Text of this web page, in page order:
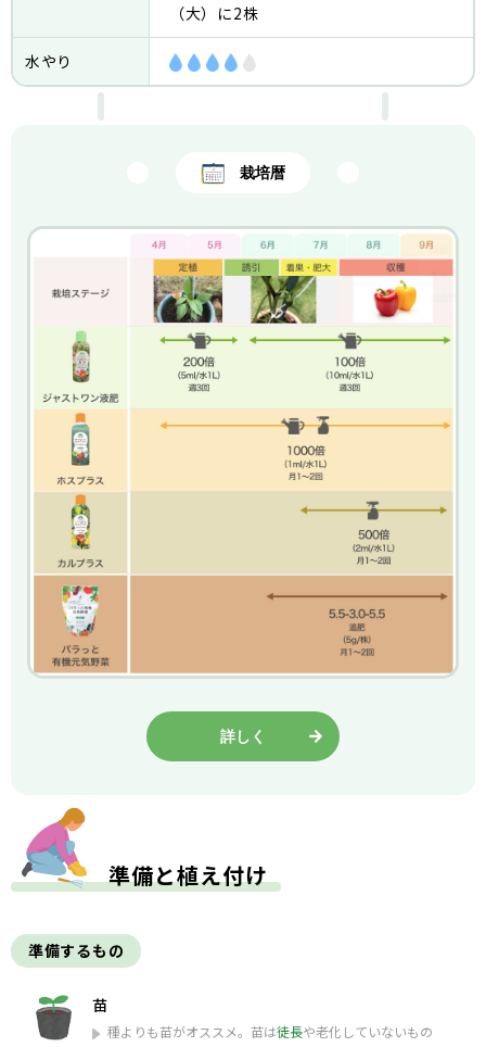
（大）に2株
水やり
栽培暦
詳しく
準備と植え付け
準備するもの
苗
種よりも苗がオススメ。苗は徒長や老化していないもの